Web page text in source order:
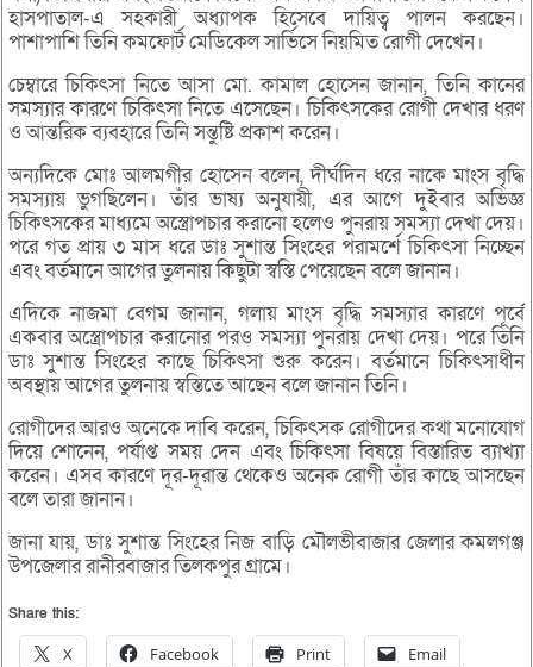
হাসপাতাল-এ সহকারী অধ্যাপক হিসেবে দায়িত্ব পালন করছেন।
পাশাপাশি তিনি কমফোর্ট মেডিকেল সার্ভিসে নিয়মিত রোগী দেখেন।
চেম্বারে চিকিৎসা নিতে আসা মো. কামাল হোসেন জানান, তিনি কানের
সমস্যার কারণে চিকিৎসা নিতে এসেছেন। চিকিৎসকের রোগী দেখার ধরণ
ও আন্তরিক ব্যবহারে তিনি সন্তুষ্টি প্রকাশ করেন।
অন্যদিকে মোঃ আলমগীর হোসেন বলেন, দীর্ঘদিন ধরে নাকে মাংস বৃদ্ধি
সমস্যায় ভুগছিলেন। তাঁর ভাষ্য অনুযায়ী, এর আগে দুইবার অভিজ্ঞ
চিকিৎসকের মাধ্যমে অস্ত্রোপচার করানো হলেও পুনরায় সমস্যা দেখা দেয়।
পরে গত প্রায় ৩ মাস ধরে ডাঃ সুশান্ত সিংহের পরামর্শে চিকিৎসা নিচ্ছেন
এবং বর্তমানে আগের তুলনায় কিছুটা স্বস্তি পেয়েছেন বলে জানান।
এদিকে নাজমা বেগম জানান, গলায় মাংস বৃদ্ধি সমস্যার কারণে পূর্বে
একবার অস্ত্রোপচার করানোর পরও সমস্যা পুনরায় দেখা দেয়। পরে তিনি
ডাঃ সুশান্ত সিংহের কাছে চিকিৎসা শুরু করেন। বর্তমানে চিকিৎসাধীন
অবস্থায় আগের তুলনায় স্বস্তিতে আছেন বলে জানান তিনি।
রোগীদের আরও অনেকে দাবি করেন, চিকিৎসক রোগীদের কথা মনোযোগ
দিয়ে শোনেন, পর্যাপ্ত সময় দেন এবং চিকিৎসা বিষয়ে বিস্তারিত ব্যাখ্যা
করেন। এসব কারণে দূর-দূরান্ত থেকেও অনেক রোগী তাঁর কাছে আসছেন
বলে তারা জানান।
জানা যায়, ডাঃ সুশান্ত সিংহের নিজ বাড়ি মৌলভীবাজার জেলার কমলগঞ্জ
উপজেলার রানীরবাজার তিলকপুর গ্রামে।
Share this:
X Facebook Print Email